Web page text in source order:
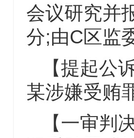
会议研究并
分;由C区监
【提起公
某涉嫌受贿
【一审判